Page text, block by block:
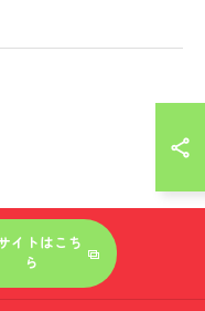
イトはこち
ら